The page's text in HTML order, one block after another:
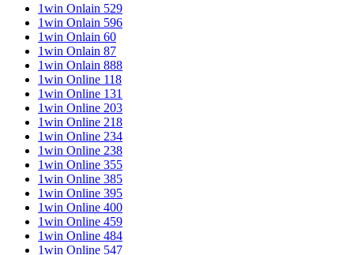
1win Onlain 529
1win Onlain 596
1win Onlain 60
1win Onlain 87
1win Onlain 888
1win Online 118
1win Online 131
1win Online 203
1win Online 218
1win Online 234
1win Online 238
1win Online 355
1win Online 385
1win Online 395
1win Online 400
1win Online 459
1win Online 484
1win Online 547